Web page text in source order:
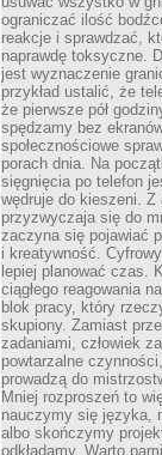
ograniczać ilość
reakcje i sprawdzać,
naprawdę toksyczne.
jest wyznaczenie
przykład ustalić, że
że pierwsze pół
spędzamy bez
społecznościowe
porach dnia. Na
sięgnięcia po telefon
wędruje do kieszeni.
przyzwyczaja się do
zaczyna się pojawiać
i kreatywność.
lepiej planować czas.
ciągłego reagowania
blok pracy, który
skupiony. Zamiast
zadaniami, człowiek
powtarzalne
prowadzą do
Mniej rozproszeń to
nauczymy się języka,
albo skończymy
odkładamy. Warto